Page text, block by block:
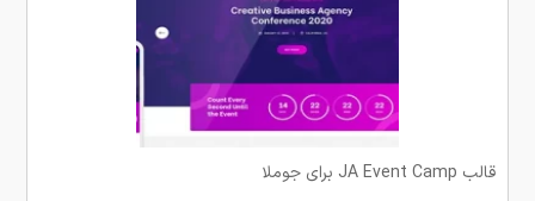
قالب JA Event Camp برای جوملا